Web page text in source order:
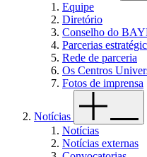
Equipe
Diretório
Conselho do
Parcerias
Rede de parceria
Os Centros
Fotos de imprensa
Notícias
Notícias
Notícias externas